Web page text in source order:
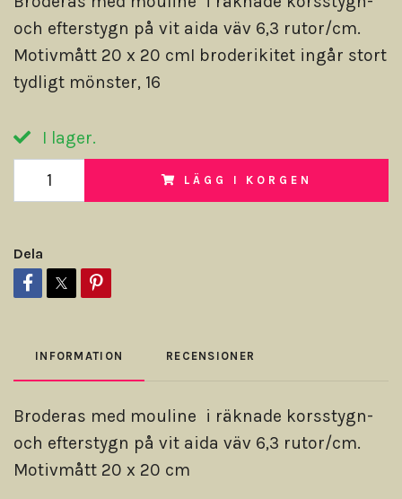
och efterstygn på vit aida väv 6,3 rutor/cm.
Motivmått 20 x 20 cmI broderikitet ingår stort
tydligt mönster, 16
I lager.
LÄGG I KORGEN
Dela
INFORMATION RECENSIONER
Broderas med mouline i räknade korsstygn-
och efterstygn på vit aida väv 6,3 rutor/cm.
Motivmått 20 x 20 cm